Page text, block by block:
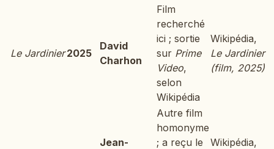
Le Jardinier 2025
David
Charhon
Film
recherché
ici ; sortie
sur Prime
Video,
selon
Wikipédia
Wikipédia,
Le Jardinier
(film, 2025)
Jean-
Autre film
homonyme
; a reçu le
Wikipédia,